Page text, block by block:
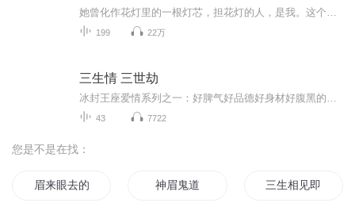
199 22万
三生情 三世劫
43 7722
您是不是在找：
眉来眼去的日子 神眉鬼道 三生相见即展眉